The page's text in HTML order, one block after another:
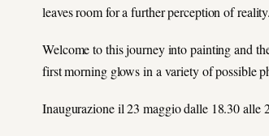
leaves room for a further perception of reality.
Welcome to this journey into painting and
first morning glows in a variety of possible
Inaugurazione il 23 maggio dalle 18.30